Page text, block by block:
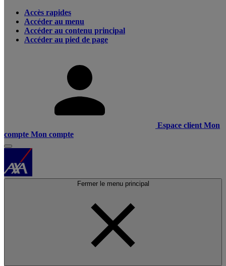
Accès rapides
Accéder au menu
Accéder au contenu principal
Accéder au pied de page
Espace client Mon
compte Mon compte
Fermer le menu principal